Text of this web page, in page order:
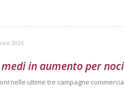
2026
in aumento per
nelle ultime tre campagne